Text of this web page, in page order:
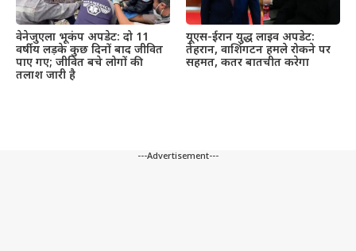
वेनेजुएला भूकंप अपडेट: दो 11
वर्षीय लड़के कुछ दिनों बाद जीवित
पाए गए; जीवित बचे लोगों की
तलाश जारी है
यूएस-ईरान युद्ध लाइव अपडेट:
तेहरान, वाशिंगटन हमले रोकने पर
सहमत, कतर बातचीत करेगा
---Advertisement---